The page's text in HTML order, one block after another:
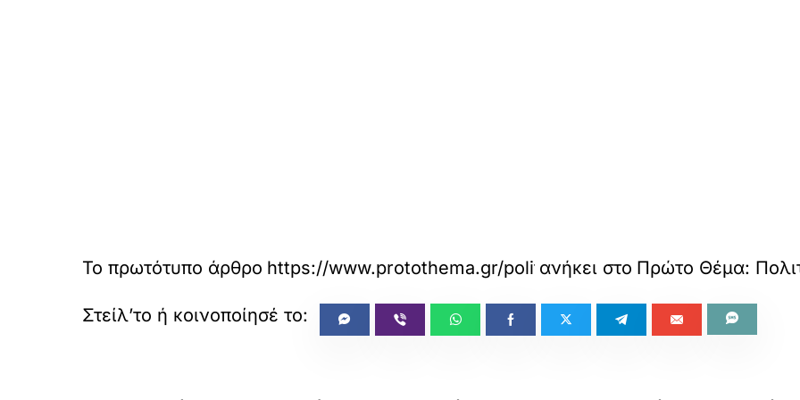
Το πρωτότυπο άρθρο https://www.protothema.gr/politics/article/1819001/apo-ti-
ανήκει στο Πρώτο Θέμα: